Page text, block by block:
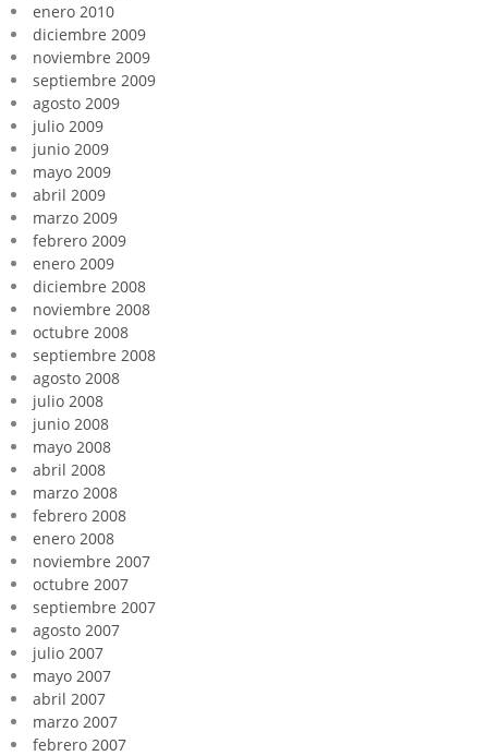
enero 2010
diciembre 2009
noviembre 2009
septiembre 2009
agosto 2009
julio 2009
junio 2009
mayo 2009
abril 2009
marzo 2009
febrero 2009
enero 2009
diciembre 2008
noviembre 2008
octubre 2008
septiembre 2008
agosto 2008
julio 2008
junio 2008
mayo 2008
abril 2008
marzo 2008
febrero 2008
enero 2008
noviembre 2007
octubre 2007
septiembre 2007
agosto 2007
julio 2007
mayo 2007
abril 2007
marzo 2007
febrero 2007